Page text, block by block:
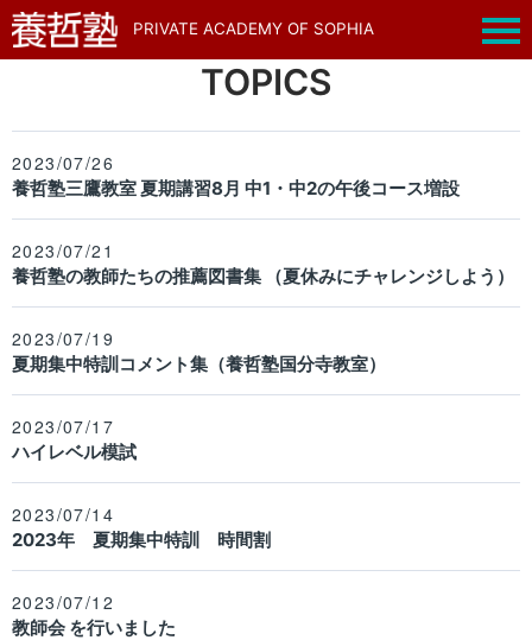
PRIVATE ACADEMY OF SOPHIA
TOPICS
2023/07/26
養哲塾三鷹教室 夏期講習8月 中1・中2の午後コース増設
2023/07/21
養哲塾の教師たちの推薦図書集 （夏休みにチャレンジしよう）
2023/07/19
夏期集中特訓コメント集（養哲塾国分寺教室）
2023/07/17
ハイレベル模試
2023/07/14
2023年 夏期集中特訓 時間割
2023/07/12
教師会 を行いました